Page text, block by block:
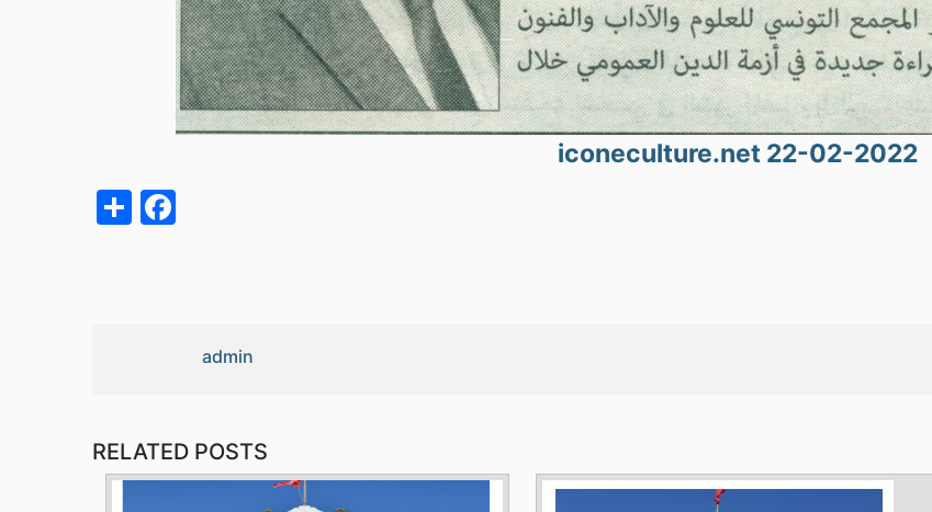
iconeculture.net 22-02-2022
admin
RELATED POSTS